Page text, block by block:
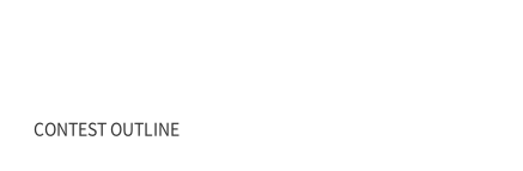
CONTEST OUTLINE